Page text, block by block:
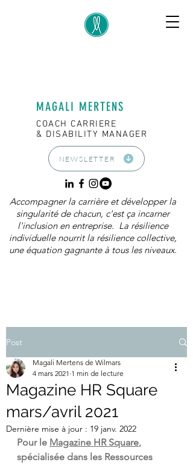
Accompagner la carrière et développer la
singularité de chacun, c'est ça incarner
l'inclusion en entreprise. La résilience
individuelle nourrit la résilience collective,
une équation gagnante à tous les niveaux.
MAGALI MERTENS
COACH CARRIERE
& DISABILITY MANAGER
NEWSLETTER
Post
Magazine HR Square
mars/avril 2021
Magali Mertens de Wilmars
4 mars 2021 1 min de lecture
Dernière mise à jour : 19 janv. 2022
Pour le Magazine HR Square,
spécialisée dans les Ressources